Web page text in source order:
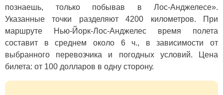
познаешь, только побывав в Лос-Анджелесе».
Указанные точки разделяют 4200 километров. При
маршруте Нью-Йорк-Лос-Анджелес время полета
составит в среднем около 6 ч., в зависимости от
выбранного перевозчика и погодных условий. Цена
билета: от 100 долларов в одну сторону.